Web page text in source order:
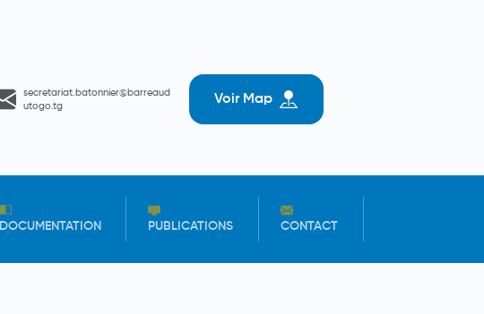
secretariat.batonnier@barreaud
utogo.tg
Voir Map
DOCUMENTATION
PUBLICATIONS CONTACT